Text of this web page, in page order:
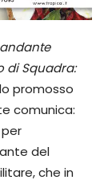
di Squadra:
promosso
comunica:
del
che in